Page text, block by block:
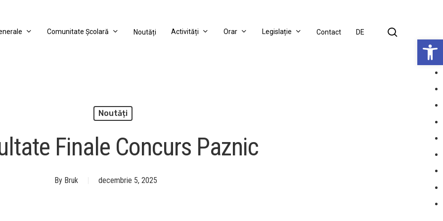
Deschide
Comunitate Școlară Noutăți Activități Orar Legislație Contact DE
Noutăți
Finale Concurs Paznic
By Bruk decembrie 5, 2025